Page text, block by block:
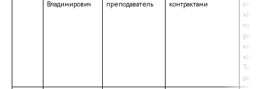
Владимирович
преподаватель
контрактами